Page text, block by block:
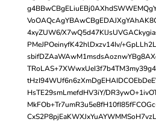
4xyZUW6/
PMeJPOeinyfK42hlDxzv14Iv/
HsTE29smLmefdHV3iY/